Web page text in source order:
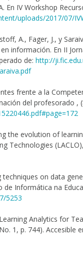
En IV Workshop
uploads/2017/07/
A., Fager, J., y
información. En II
de: http://
frente a la
del profesorado ,
the evolution of
Technologies
on data
Informática na
5253
Analytics for
1, p. 744). Accesible